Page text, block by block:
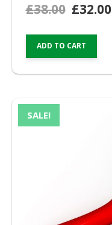
£38.00 £32.00
ADD TO CART
SALE!